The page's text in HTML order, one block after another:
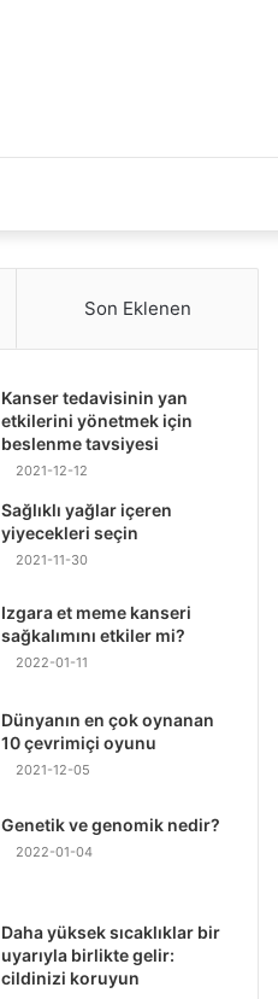
Son Eklenen
Kanser tedavisinin yan
etkilerini yönetmek için
beslenme tavsiyesi
2021-12-12
Sağlıklı yağlar içeren
yiyecekleri seçin
2021-11-30
Izgara et meme kanseri
sağkalımını etkiler mi?
2022-01-11
Dünyanın en çok oynanan
10 çevrimiçi oyunu
2021-12-05
Genetik ve genomik nedir?
2022-01-04
Daha yüksek sıcaklıklar bir
uyarıyla birlikte gelir:
cildinizi koruyun